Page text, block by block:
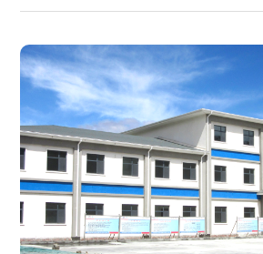
元化的需求。然而，面对市场上琳
房生产厂家，如何选择一家既可靠
伴，成为了众多客户关注的焦点。
析移动活动房市场的现状与趋势，
行业内享有盛誉的生产厂家——诚
（北京）有限公司（以下简称“诚栋